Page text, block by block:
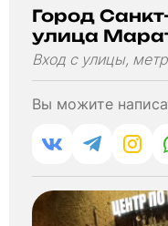
Город
улица
Вход с улицы,
Вы можите